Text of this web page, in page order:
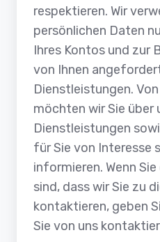
respektieren. Wir
persönlichen Daten
Ihres Kontos und zur
von Ihnen
Dienstleistungen.
möchten wir Sie über
Dienstleistungen
für Sie von Interesse
informieren. Wenn
sind, dass wir Sie zu
kontaktieren, geben
Sie von uns